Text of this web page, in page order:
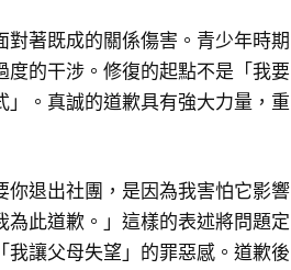
著既成的關係傷害。青少年時期
的干涉。修復的起點不是「我要
。真誠的道歉具有強大力量，重
退出社團，是因為我害怕它影響
此道歉。」這樣的表述將問題定
讓父母失望」的罪惡感。道歉後